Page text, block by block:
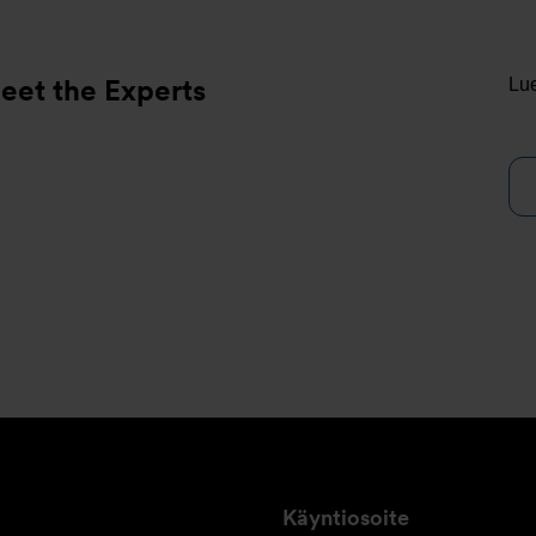
the Experts
Käyntiosoite
OY